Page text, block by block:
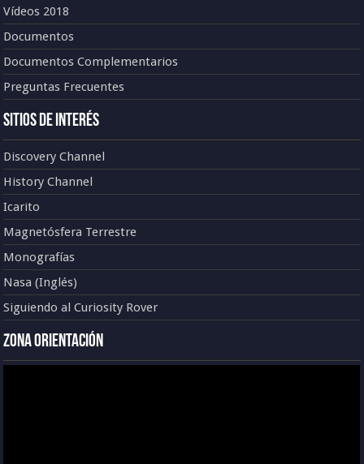
Vídeos 2018
Documentos
Documentos Complementarios
Preguntas Frecuentes
Sitios de Interés
Discovery Channel
History Channel
Icarito
Magnetósfera Terrestre
Monografías
Nasa (Inglés)
Siguiendo al Curiosity Rover
Zona Orientación